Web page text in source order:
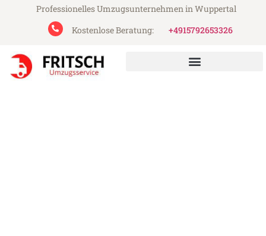
Professionelles Umzugsunternehmen in Wuppertal
Kostenlose Beratung:
+4915792653326